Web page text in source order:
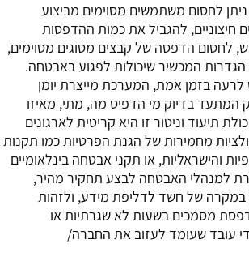
לחסום משתמשים מסוימים מביצוע
חיצוניים, להגביל את כמות ההדפסות
לחסום הדפסה של קבצים מסוגים מסוימים,
הגדרות המכשיר שיכולות לפגוע באבטחה.
בזמן אמת, המערכת מייצרת יומן
המתעד בדיוק מי הדפיס מה, מתי, מאיזו
תיעוד וניטור זו היא קריטית לארגונים
מחמירות של הגנת הפרטיות כמו תקנות
והישראליות, או תקני אבטחה בינלאומיים
למנהלי האבטחה לבצע תחקיר מהיר,
במקרה של חשד לדליפת מידע, ולזהות
מסמכים בשעות לא שגרתיות או
עובד שעומד לעזוב את החברה/